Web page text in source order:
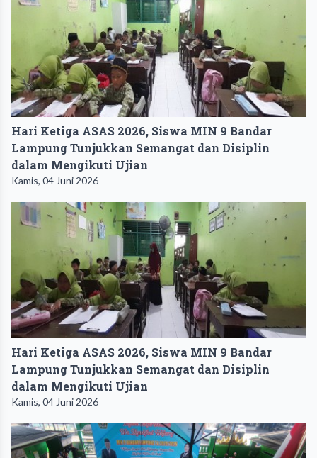
Hari Ketiga ASAS 2026, Siswa MIN 9 Bandar
Lampung Tunjukkan Semangat dan Disiplin
dalam Mengikuti Ujian
Kamis, 04 Juni 2026
Hari Ketiga ASAS 2026, Siswa MIN 9 Bandar
Lampung Tunjukkan Semangat dan Disiplin
dalam Mengikuti Ujian
Kamis, 04 Juni 2026